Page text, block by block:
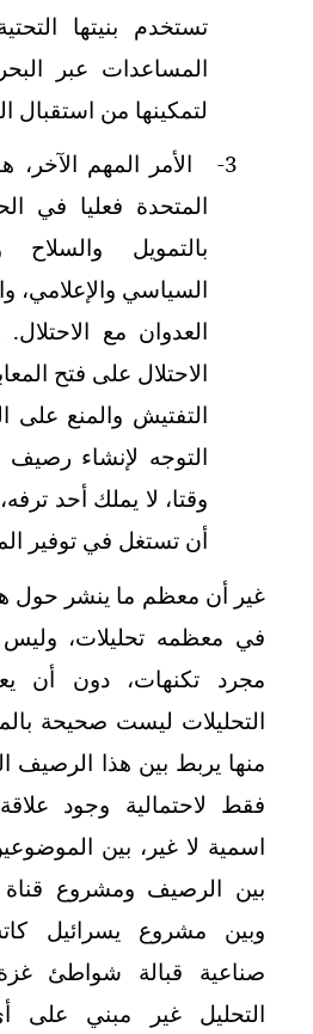
تستخدم بنيتها
المساعدات عبر
لتمكينها من استقبال
3-
الأمر المهم الآخر،
المتحدة فعليا في
بالتمويل والسلاح
السياسي والإعلامي،
العدوان مع
الاحتلال على فتح
التفتيش والمنع على
التوجه لإنشاء
وقتا، لا يملك أحد
أن تستغل في توفير
غير أن معظم ما ينشر حول
في معظمه تحليلات، وليس
مجرد تكنهات، دون أن
التحليلات ليست صحيحة
منها يربط بين هذا الرصيف
فقط لاحتمالية وجود
اسمية لا غير، بين
بين الرصيف ومشروع قناة
وبين مشروع يسرائيل
صناعية قبالة شواطئ
التحليل غير مبني